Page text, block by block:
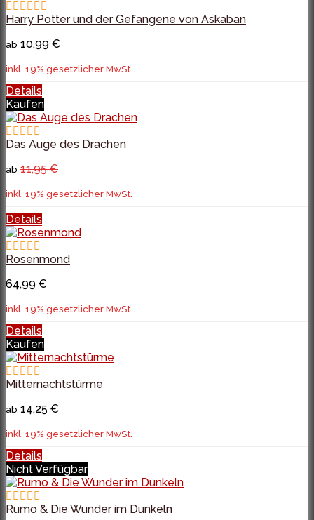
Harry Potter und der Gefangene von Askaban
ab 10,99 €
inkl. 19% gesetzlicher MwSt.
Details
Kaufen
Das Auge des Drachen
ab 11,95 €
inkl. 19% gesetzlicher MwSt.
Details
Rosenmond
64,99 €
inkl. 19% gesetzlicher MwSt.
Details
Kaufen
Mitternachtstürme
ab 14,25 €
inkl. 19% gesetzlicher MwSt.
Details
Nicht Verfügbar
Rumo & Die Wunder im Dunkeln